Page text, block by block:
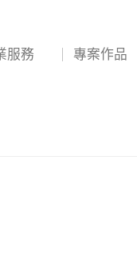
服務 專案作品